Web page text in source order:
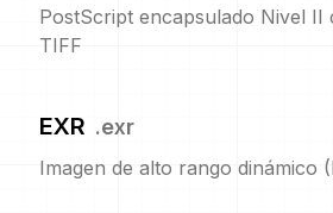
PostScript encapsulado Nivel II
TIFF
EXR .exr
Imagen de alto rango dinámico